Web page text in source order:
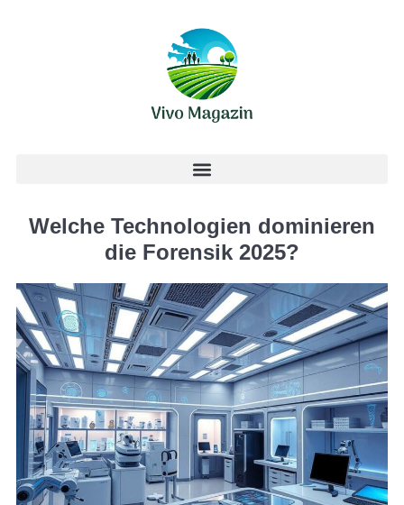
Welche Technologien dominieren
die Forensik 2025?